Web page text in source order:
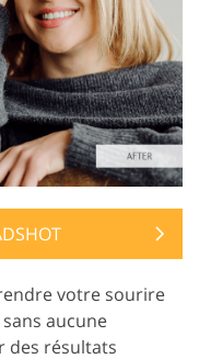
votre sourire
aucune
des résultats